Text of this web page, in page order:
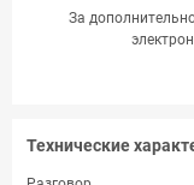
За
Технические